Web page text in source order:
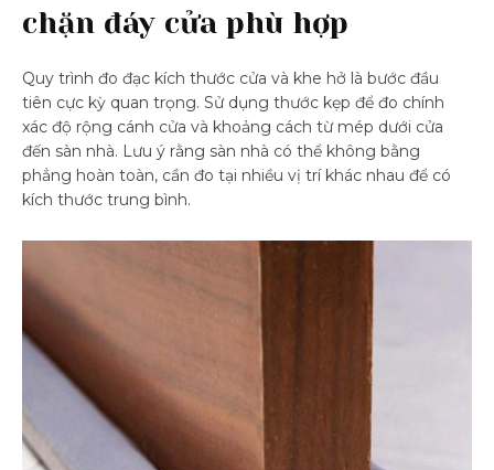
chặn đáy cửa phù hợp
Quy trình đo đạc kích thước cửa và khe hở là bước đầu
tiên cực kỳ quan trọng. Sử dụng thước kẹp để đo chính
xác độ rộng cánh cửa và khoảng cách từ mép dưới cửa
đến sàn nhà. Lưu ý rằng sàn nhà có thể không bằng
phẳng hoàn toàn, cần đo tại nhiều vị trí khác nhau để có
kích thước trung bình.